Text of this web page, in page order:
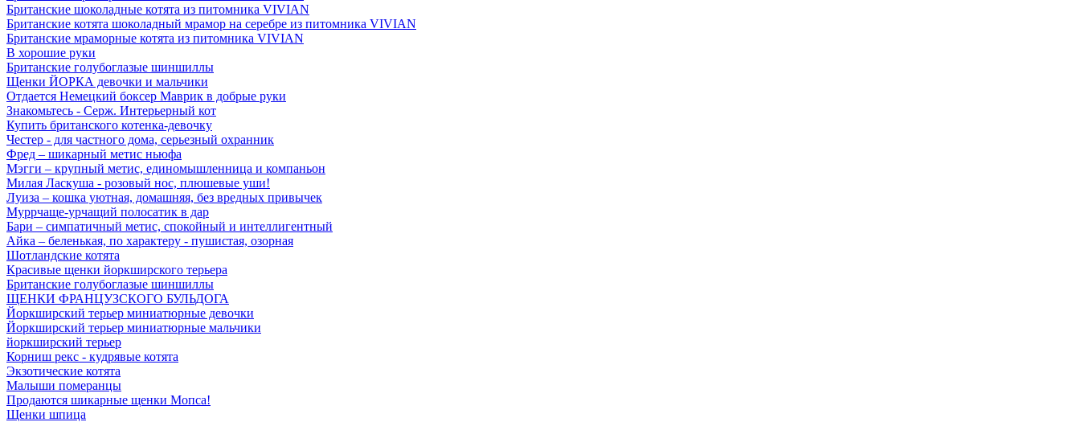
Британские шоколадные котята из питомника VIVIAN
Британские котята шоколадный мрамор на серебре из питомника VIVIAN
Британские мраморные котята из питомника VIVIAN
В хорошие руки
Британские голубоглазые шиншиллы
Щенки ЙОРКА девочки и мальчики
Отдается Немецкий боксер Маврик в добрые руки
Знакомьтесь - Серж. Интерьерный кот
Купить британского котенка-девочку
Честер - для частного дома, серьезный охранник
Фред – шикарный метис ньюфа
Мэгги – крупный метис, единомышленница и компаньон
Милая Ласкуша - розовый нос, плюшевые уши!
Луиза – кошка уютная, домашняя, без вредных привычек
Муррчаще-урчащий полосатик в дар
Бари – симпатичный метис, спокойный и интеллигентный
Айка – беленькая, по характеру - пушистая, озорная
Шотландские котята
Красивые щенки йоркширского терьера
Британские голубоглазые шиншиллы
ЩЕНКИ ФРАНЦУЗСКОГО БУЛЬДОГА
Йоркширский терьер миниатюрные девочки
Йоркширский терьер миниатюрные мальчики
йоркширский терьер
Корниш рекс - кудрявые котята
Экзотические котята
Малыши померанцы
Продаются шикарные щенки Мопса!
Щенки шпица